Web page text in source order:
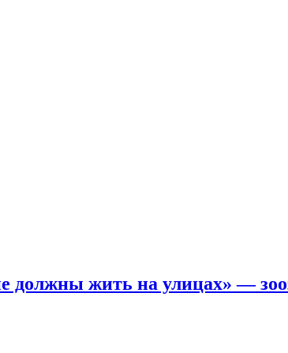
должны жить на улицах» —